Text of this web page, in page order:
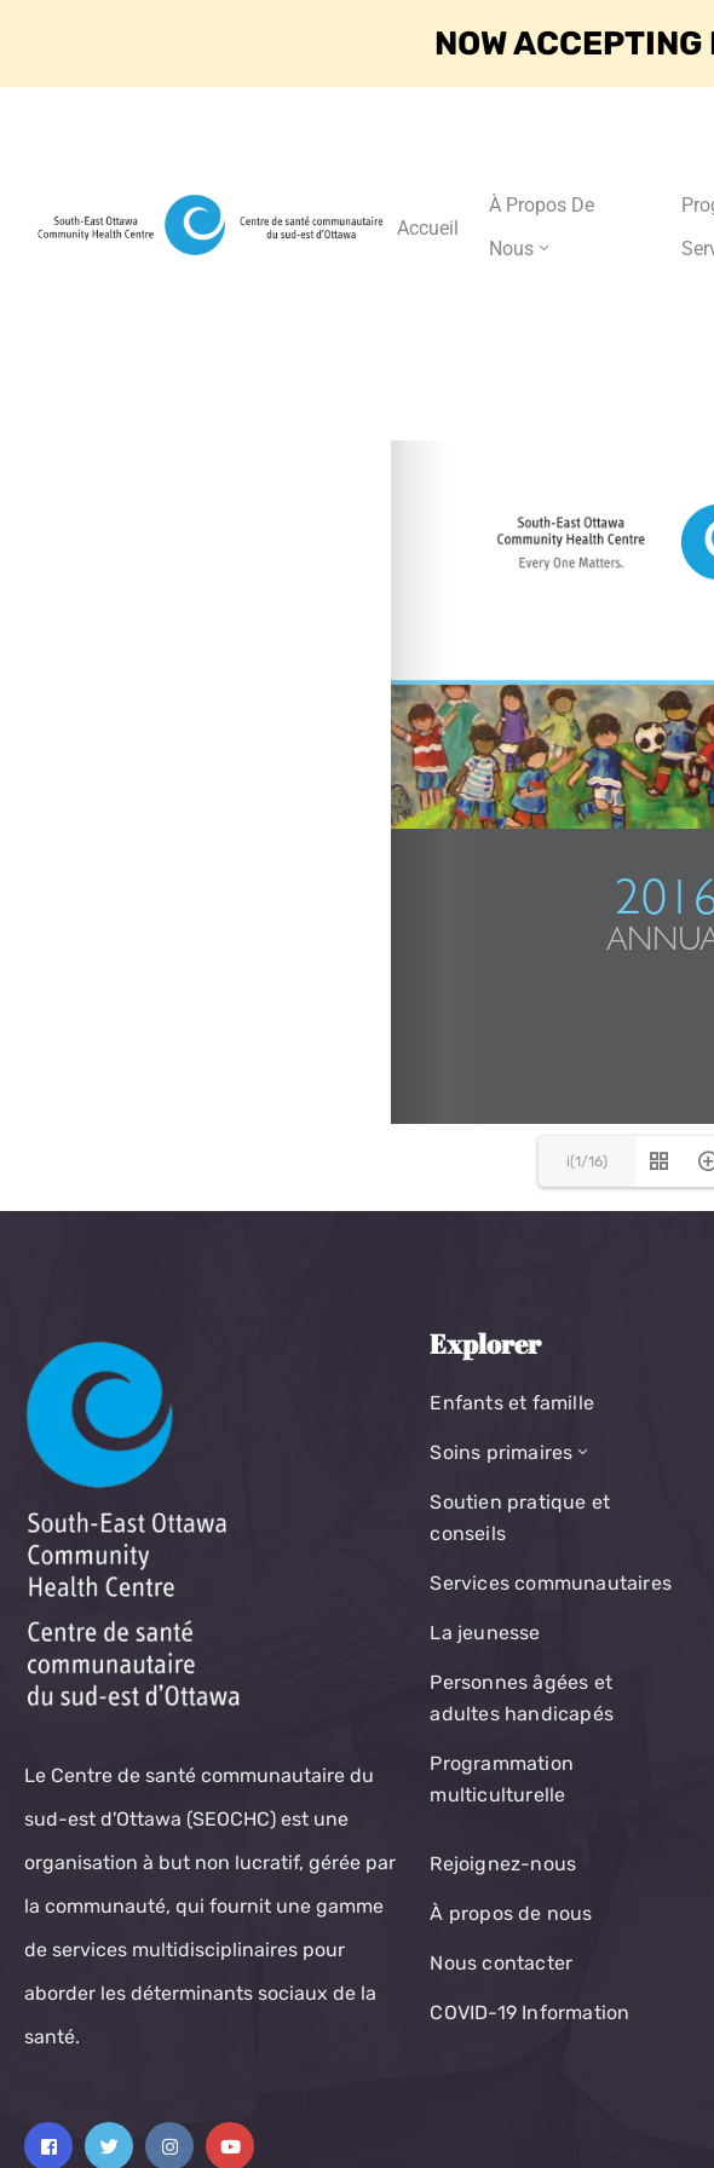
Accueil
À Propos De
Nous
i(1/16)
Le Centre de santé communautaire du
sud-est d'Ottawa (SEOCHC) est une
organisation à but non lucratif, gérée par
la communauté, qui fournit une gamme
de services multidisciplinaires pour
aborder les déterminants sociaux de la
santé.
Explorer
Enfants et famille
Soins primaires
Soutien pratique et
conseils
Services communautaires
La jeunesse
Personnes âgées et
adultes handicapés
Programmation
multiculturelle
Rejoignez-nous
À propos de nous
Nous contacter
COVID-19 Information
NOW